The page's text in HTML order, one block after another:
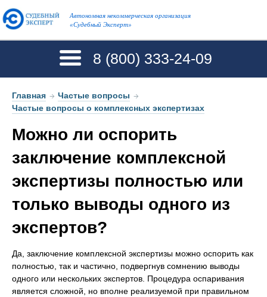
Автономная некоммерческая организация
«Судебный Эксперт»
8 (800) 333-24-09
Главная → Частые вопросы →
Частые вопросы о комплексных экспертизах
Можно ли оспорить
заключение комплексной
экспертизы полностью или
только выводы одного из
экспертов?
Да, заключение комплексной экспертизы можно оспорить как
полностью, так и частично, подвергнув сомнению выводы
одного или нескольких экспертов. Процедура оспаривания
является сложной, но вполне реализуемой при правильном